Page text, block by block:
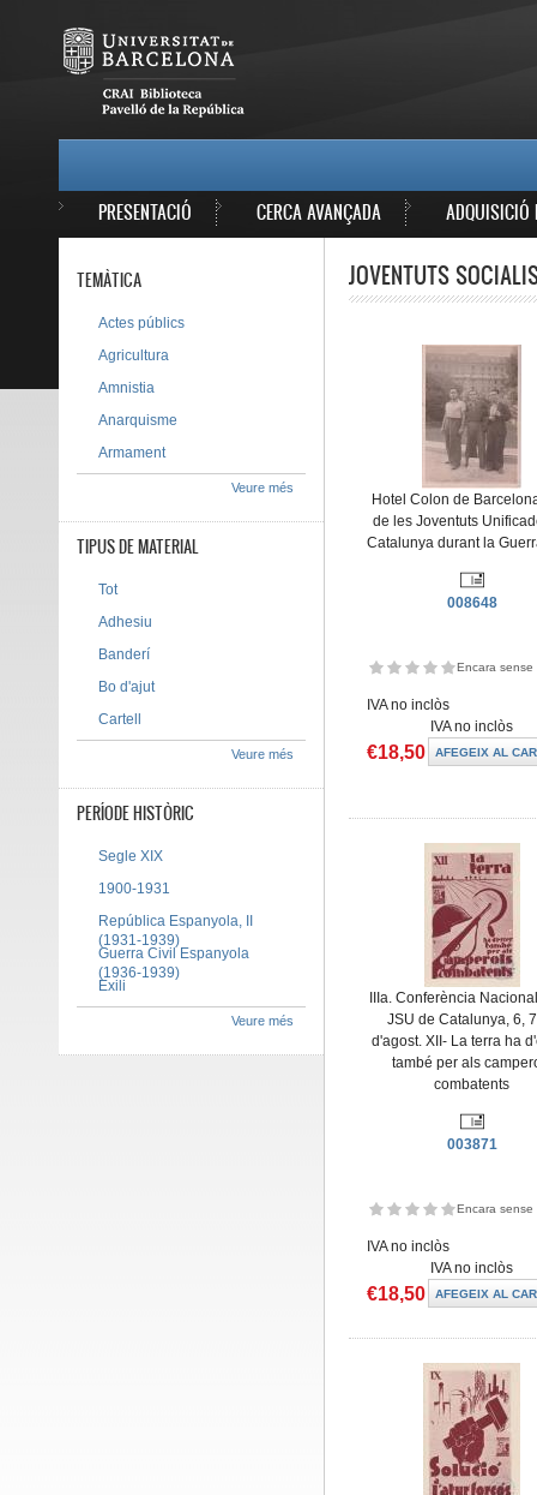
PRESENTACIÓ CERCA AVANÇADA ADQUISICIÓ
JOVENTUTS
Hotel Colon de
de les Joventuts
Catalunya durant la
008648
Encara sense
IVA no inclòs
IVA no inclòs
€18,50
IIIa. Conferència
JSU de Catalunya, 6,
d'agost. XII- La terra ha
també per als
combatents
003871
Encara sense
IVA no inclòs
IVA no inclòs
€18,50
TEMÀTICA
Actes públics
Agricultura
Amnistia
Anarquisme
Armament
Veure més
TIPUS DE MATERIAL
Tot
Adhesiu
Banderí
Bo d'ajut
Cartell
Veure més
PERÍODE HISTÒRIC
Segle XIX
1900-1931
República Espanyola, II
(1931-1939)
Guerra Civil Espanyola
(1936-1939)
Exili
Veure més